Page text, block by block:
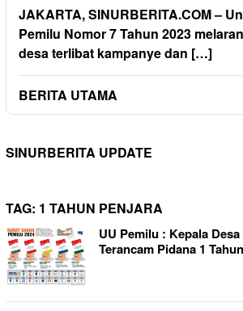
JAKARTA, SINURBERITA.COM –
Pemilu Nomor 7 Tahun 2023
desa terlibat kampanye dan […]
BERITA UTAMA
SINURBERITA UPDATE
TAG: 1 TAHUN PENJARA
UU Pemilu : Kepala
Terancam Pidana 1